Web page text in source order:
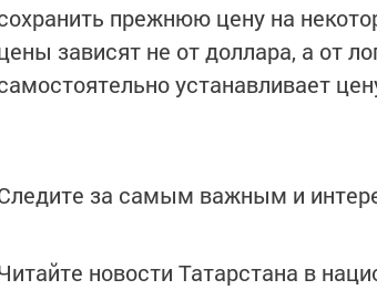
прежнюю цену на
зависят не от доллара, а от
устанавливает
за самым важным и
новости Татарстана в